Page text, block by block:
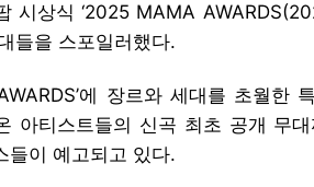
시상식 ‘2025 MAMA
들을 스포일러했다.
에 장르와 세대를 초월한
아티스트들의 신곡 최초 공개 무
들이 예고되고 있다.